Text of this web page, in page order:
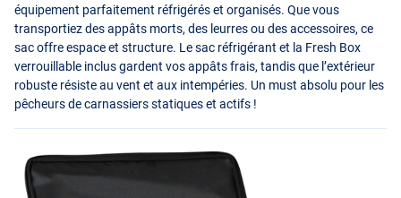
équipement parfaitement réfrigérés et organisés. Que vous
transportiez des appâts morts, des leurres ou des accessoires, ce
sac offre espace et structure. Le sac réfrigérant et la Fresh Box
verrouillable inclus gardent vos appâts frais, tandis que l’extérieur
robuste résiste au vent et aux intempéries. Un must absolu pour les
pêcheurs de carnassiers statiques et actifs !